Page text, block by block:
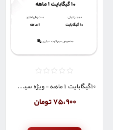
10گیگابایت 1 ماهه - ویژه سیم کارت اعتباری
75٬900 تومان